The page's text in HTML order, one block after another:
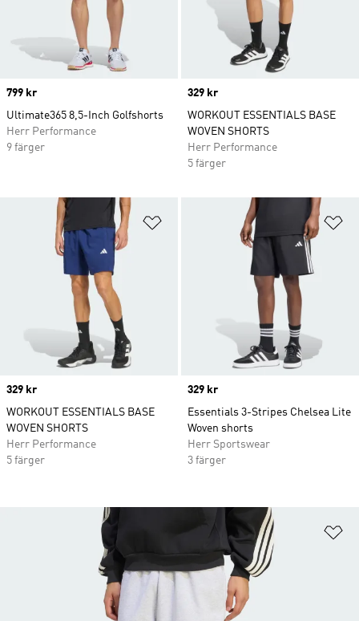
Price
799 kr
Ultimate365 8,5-Inch Golfshorts
Herr Performance
9 färger
Price
329 kr
WORKOUT ESSENTIALS BASE
WOVEN SHORTS
Herr Performance
5 färger
Lägg till på önskelistan
Price
329 kr
WORKOUT ESSENTIALS BASE
WOVEN SHORTS
Herr Performance
5 färger
Price
329 kr
Essentials 3-Stripes Chelsea Lite
Woven shorts
Herr Sportswear
3 färger